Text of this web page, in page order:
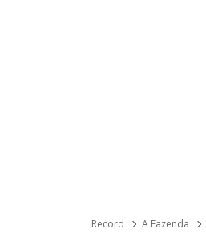
Record A Fazenda